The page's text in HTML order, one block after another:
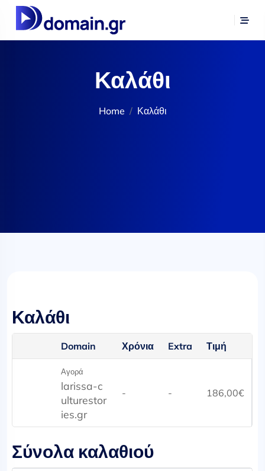
Καλάθι
Home Καλάθι
Καλάθι
Domain Χρόνια Extra Τιμή
Αγορά
larissa-c
ulturestor
ies.gr
- - 186,00€
Σύνολα καλαθιού